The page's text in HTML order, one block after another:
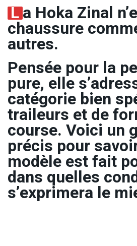
La Hoka Zinal
chaussure
autres.
Pensée pour la
pure, elle
catégorie bien
traileurs et de
course. Voici un
précis pour
modèle est fait
dans quelles
s’exprimera le